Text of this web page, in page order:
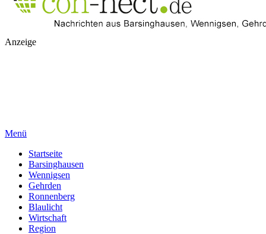
Anzeige
Menü
Startseite
Barsinghausen
Wennigsen
Gehrden
Ronnenberg
Blaulicht
Wirtschaft
Region